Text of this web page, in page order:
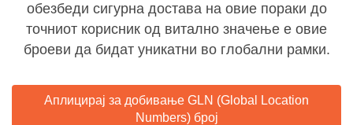
обезбеди сигурна достава на овие пораки до
точниот корисник од витално значење е овие
броеви да бидат уникатни во глобални рамки.
Аплицирај за добивање GLN (Global Location
Numbers) број